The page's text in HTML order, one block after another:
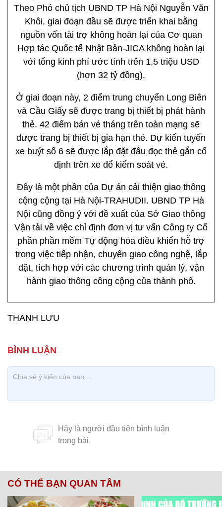
Theo Phó chủ tịch UBND TP Hà Nội Nguyễn Văn
Khôi, giai đoạn đầu sẽ được triển khai bằng
nguồn vốn tài trợ không hoàn lại của Cơ quan
Hợp tác Quốc tế Nhật Bản-JICA không hoàn lại
với tổng kinh phí ước tính trên 1,5 triệu USD
(hơn 32 tỷ đồng).
Ở giai đoạn này, 2 điểm trung chuyển Long Biên
và Cầu Giấy sẽ được trang bị thiết bị phát hành
thẻ. 42 điểm bán vé tháng trên toàn mạng sẽ
được trang bị thiết bị gia hạn thẻ. Dự kiến tuyến
xe buýt số 6 sẽ được lắp đặt đầu đọc thẻ gắn cố
định trên xe để kiểm soát vé.
Đây là một phần của Dự án cải thiện giao thông
cộng cộng tại Hà Nội-TRAHUDII. UBND TP Hà
Nội cũng đồng ý với đề xuất của Sở Giao thông
Vận tải về việc chỉ định đơn vị tư vấn Công ty Cổ
phần phần mềm Tự động hóa điều khiển hỗ trợ
trong việc tiếp nhận, chuyển giao công nghệ, lắp
đặt, tích hợp với các chương trình quản lý, vận
hành giao thông công cộng của thành phố.
THANH LƯU
CÓ THỂ BẠN QUAN TÂM